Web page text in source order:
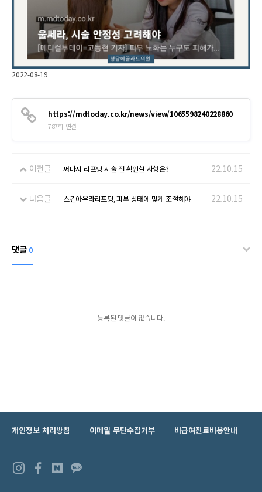
2022-08-19
https://mdtoday.co.kr/news/view/1065598240228860
787회 연결
이전글 써마지 리프팅 시술 전 확인할 사항은? 22.10.15
다음글 스킨아우라리프팅, 피부 상태에 맞게 조절해야 22.10.15
댓글 0
등록된 댓글이 없습니다.
개인정보 처리방침 이메일 무단수집거부 비급여진료비용안내